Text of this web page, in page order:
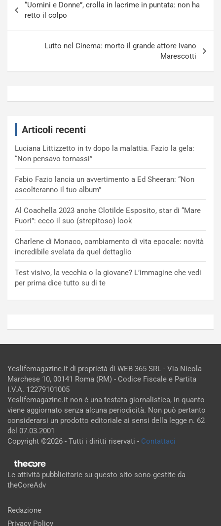
articoli
“Uomini e Donne”, crolla in lacrime in puntata: non ha
retto il colpo
Lutto nel Cinema: morto il grande attore Ivano
Marescotti
Articoli recenti
Luciana Littizzetto in tv dopo la malattia. Fazio la gela:
“Non pensavo tornassi”
Fabio Fazio lancia un avvertimento a Ed Sheeran: “Non
ascolteranno il tuo album”
Al Coachella 2023 anche Clotilde Esposito, star di “Mare
Fuori”: ecco il suo (strepitoso) look
Charlene di Monaco, cambiamento di vita epocale: novità
incredibile svelata da quel dettaglio
Test visivo, la vecchia o la giovane? L’immagine che vedi
per prima dice tutto su di te
Yeslifemagazine.it di proprietà di WEB 365 SRL - Via Nicola
Marchese 10, 00141 Roma (RM) - Codice Fiscale e Partita
I.V.A. 12279101005
Yeslifemagazine.it non è una testata giornalistica, in quanto
viene aggiornato senza alcuna periodicità. Non può pertanto
considerarsi un prodotto editoriale ai sensi della legge n. 62
del 07.03.2001
Copyright ©2026 - Tutti i diritti riservati - Contattaci
Le attività pubblicitarie su questo sito sono gestite da
theCoreAdv
Redazione
Privacy Policy